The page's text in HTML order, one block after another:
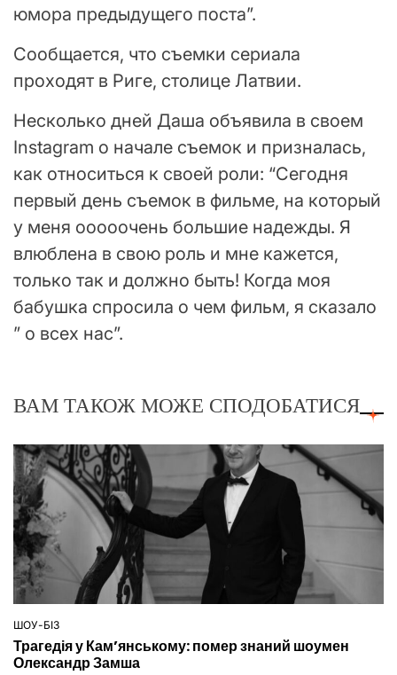
юмора предыдущего поста”.
Сообщается, что съемки сериала
проходят в Риге, столице Латвии.
Несколько дней Даша объявила в своем
Instagram о начале съемок и призналась,
как относиться к своей роли: “Сегодня
первый день съемок в фильме, на который
у меня ооооочень большие надежды. Я
влюблена в свою роль и мне кажется,
только так и должно быть! Когда моя
бабушка спросила о чем фильм, я сказало
” о всех нас”.
ВАМ ТАКОЖ МОЖЕ СПОДОБАТИСЯ
ОПУБЛІКУВАТИ
ШОУ-БІЗ
Трагедія у Кам’янському: помер знаний шоумен
Олександр Замша